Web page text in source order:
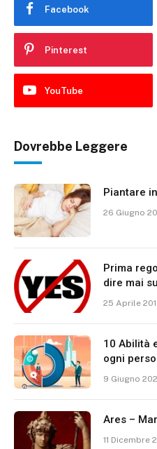
Facebook
Pinterest
YouTube
Dovrebbe Leggere
Piantare
26 Giugno
Prima
dire mai
25 Aprile
10 Abilità
ogni
9 Giugno
Ares –
11 Dicembre